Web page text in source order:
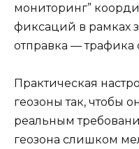
мониторинг”
фиксаций в рамках
отправка — трафика
Практическая
геозоны так, чтобы
реальным
геозона слишком